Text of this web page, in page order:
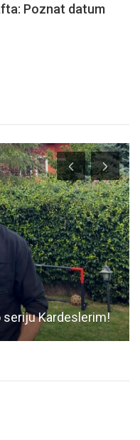
Poznat datum
seriju Kardeslerim!